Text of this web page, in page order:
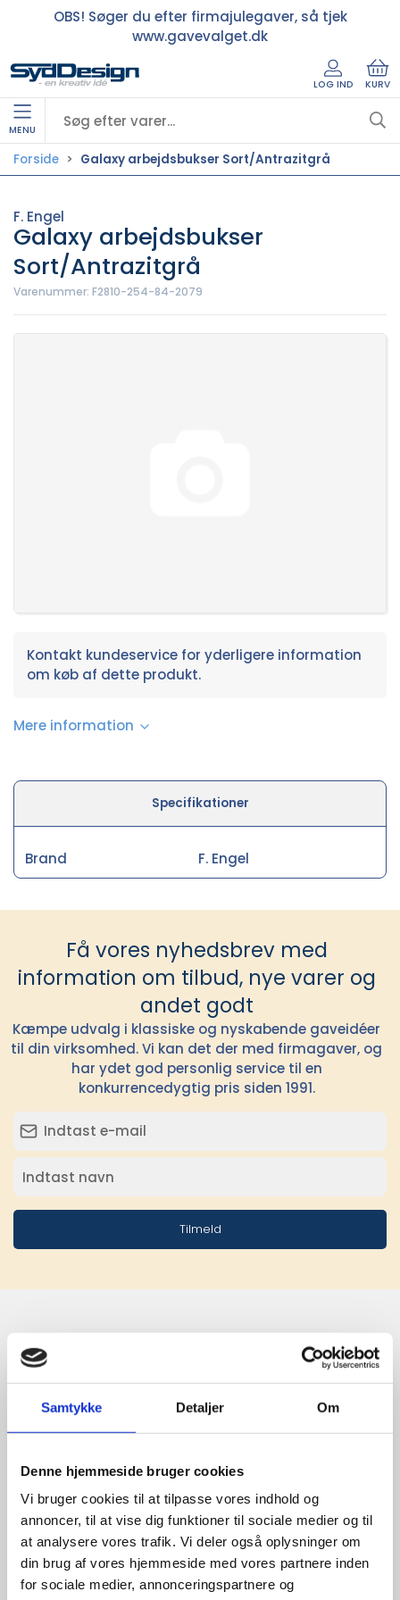
Samtykke Detaljer Om
Denne hjemmeside bruger cookies
Vi bruger cookies til at tilpasse vores indhold og
annoncer, til at vise dig funktioner til sociale medier og til
at analysere vores trafik. Vi deler også oplysninger om
din brug af vores hjemmeside med vores partnere inden
for sociale medier, annonceringspartnere og
OBS! Søger du efter firmajulegaver, så tjek
www.gavevalget.dk
LOG IND KURV
MENU
Forside Galaxy arbejdsbukser Sort/Antrazitgrå
F. Engel
Galaxy arbejdsbukser
Sort/Antrazitgrå
Varenummer: F2810-254-84-2079
Kontakt kundeservice for yderligere information
om køb af dette produkt.
Mere information
Specifikationer
Brand F. Engel
Få vores nyhedsbrev med
information om tilbud, nye varer og
andet godt
Kæmpe udvalg i klassiske og nyskabende gaveidéer
til din virksomhed. Vi kan det der med firmagaver, og
har ydet god personlig service til en
konkurrencedygtig pris siden 1991.
Tilmeld
leverandører
giver større
udvalg
For at sikre høj kvalitet og stor
leveringssikkerhed samarbejder vi
med de største og mest
anerkendte leverandører inden for